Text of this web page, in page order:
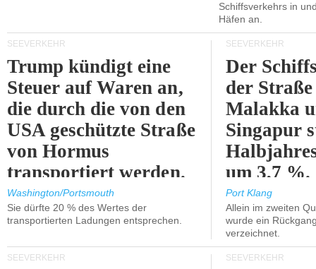
Schiffsverkehrs in
Häfen an.
SEEVERKEHR
Trump kündigt eine
Steuer auf Waren an,
die durch die von den
USA geschützte Straße
von Hormus
transportiert werden.
Washington/Portsmouth
Sie dürfte 20 % des Wertes der
transportierten Ladungen entsprechen.
SEEVERKEHR
Der
der
Malakka
Singapur
um 3,7 %.
Port Klang
Allein im zweiten
wurde ein
verzeichnet.
SEEVERKEHR SEEVERKEHR